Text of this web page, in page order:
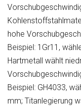
hohe
Beispiel: 1Gr11,
Hartmetall wählt
Beispiel: GH4033,
mm; Titanlegierung